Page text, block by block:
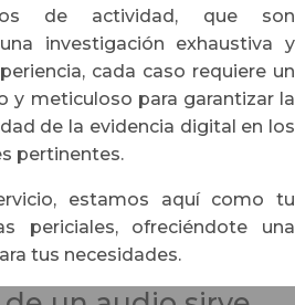
de actividad, que son
investigación exhaustiva y
cada caso requiere un
y meticuloso para garantizar la
de la evidencia digital en los
pertinentes.
estamos aquí como tu
periciales, ofreciéndote una
tus necesidades.